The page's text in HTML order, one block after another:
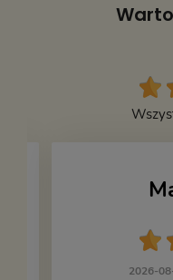
2026-